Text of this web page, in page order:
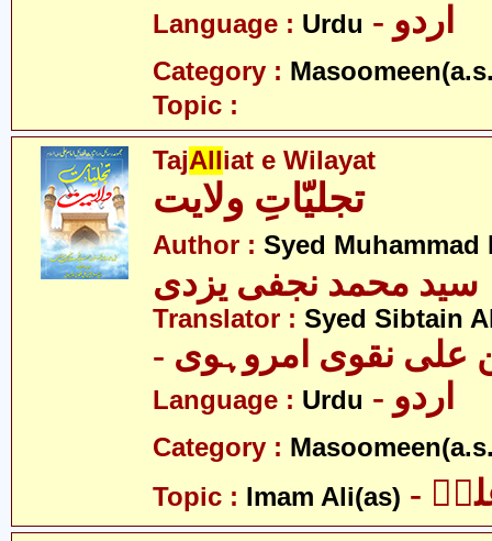
Language : Urdu - اردو
Category :
Topic :
TajAlliat e Wilayat
تجلیّاتِ ولایت
Author : Syed Muhammad
سید محمد نجفی یزدی
Translator : Syed Sibtain
علی نقوی امروہوی
Language : Urdu - اردو
Category :
Topic : Imam Ali(as)